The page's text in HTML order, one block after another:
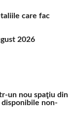
care fac
2026
un nou spaţiu din
disponibile non-